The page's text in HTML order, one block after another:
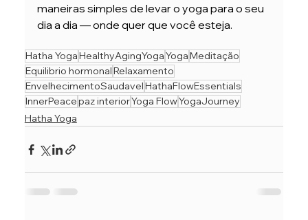
maneiras simples de levar o yoga para o seu
dia a dia — onde quer que você esteja.
Hatha YogaHealthyAgingYogaYogaMeditação
Equilibrio hormonalRelaxamento
EnvelhecimentoSaudavelHathaFlowEssentials
InnerPeacepaz interiorYoga FlowYogaJourney
Hatha Yoga